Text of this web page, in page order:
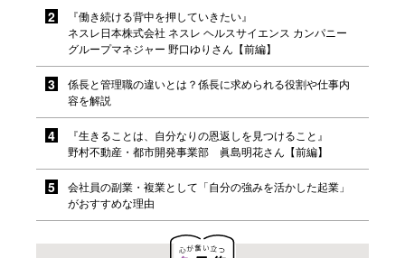
『働き続ける背中を押していきたい』
ネスレ日本株式会社 ネスレ ヘルスサイエンス カンパニー
グループマネジャー 野口ゆりさん【前編】
係長と管理職の違いとは？係長に求められる役割や仕事内
容を解説
『生きることは、自分なりの恩返しを見つけること』
野村不動産・都市開発事業部 眞島明花さん【前編】
会社員の副業・複業として「自分の強みを活かした起業」
がおすすめな理由